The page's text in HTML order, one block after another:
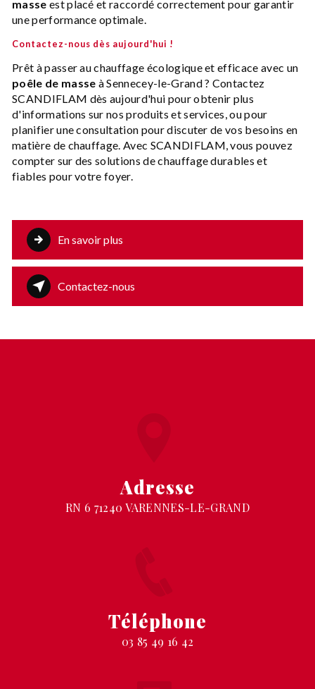
masse est placé et raccordé correctement pour garantir
une performance optimale.
Contactez-nous dès aujourd'hui !
Prêt à passer au chauffage écologique et efficace avec un
poêle de masse à Sennecey-le-Grand ? Contactez
SCANDIFLAM dès aujourd'hui pour obtenir plus
d'informations sur nos produits et services, ou pour
planifier une consultation pour discuter de vos besoins en
matière de chauffage. Avec SCANDIFLAM, vous pouvez
compter sur des solutions de chauffage durables et
fiables pour votre foyer.
En savoir plus
Contactez-nous
Adresse
RN 6 71240 VARENNES-LE-GRAND
Téléphone
03 85 49 16 42